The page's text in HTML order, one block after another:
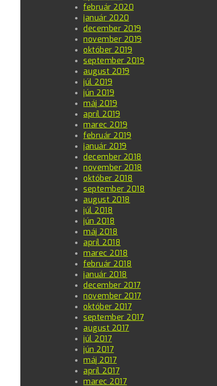
február 2020
január 2020
december 2019
november 2019
október 2019
september 2019
august 2019
júl 2019
jún 2019
máj 2019
apríl 2019
marec 2019
február 2019
január 2019
december 2018
november 2018
október 2018
september 2018
august 2018
júl 2018
jún 2018
máj 2018
apríl 2018
marec 2018
február 2018
január 2018
december 2017
november 2017
október 2017
september 2017
august 2017
júl 2017
jún 2017
máj 2017
apríl 2017
marec 2017